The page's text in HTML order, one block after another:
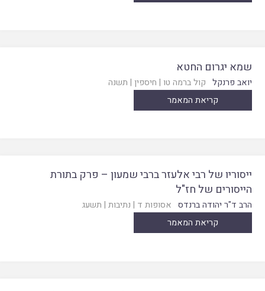
שמא יגרום החטא
יואב פרנקל קול ברמה טו | חיספין | תשנה
קריאת המאמר
ייסוריו של רבי אלעזר ברבי שמעון – פרק בתורת
הייסורים של חז"ל
הרב ד"ר יהודה ברנדס אסופות ד | נתיבות | תשעג
קריאת המאמר